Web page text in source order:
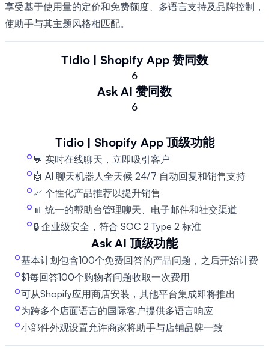
享受基于使用量的定价和免费额度、多语言支持及品牌控制，
使助手与其主题风格相匹配。
Tidio | Shopify App 赞同数
6
Ask AI 赞同数
6
Tidio | Shopify App 顶级功能
💬 实时在线聊天，立即吸引客户
🤖 AI 聊天机器人全天候 24/7 自动回复和销售支持
📈 个性化产品推荐以提升销售
📊 统一的帮助台管理聊天、电子邮件和社交渠道
🔒 企业级安全，符合 SOC 2 Type 2 标准
Ask AI 顶级功能
基本计划包含100个免费回答的产品问题，之后开始计费
$1每回答100个购物者问题收取一次费用
可从Shopify应用商店安装，其他平台集成即将推出
为跨多个店面语言的国际客户提供多语言响应
小部件外观设置允许商家将助手与店铺品牌一致